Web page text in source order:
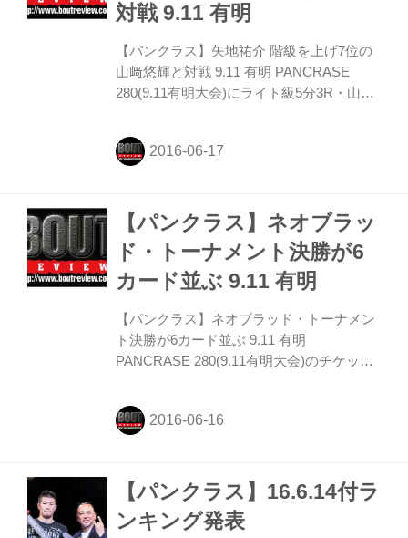
対戦 9.11 有明
【パンクラス】矢地祐介 階級を上げ7位の
山﨑悠輝と対戦 9.11 有明 PANCRASE
280(9.11有明大会)にライト級5分3R・山﨑
ェザー級からライト級に階級を上げた。
【パンクラス】ネオブラッ
ド・トーナメント決勝が6
カード並ぶ 9.11 有明
【パンクラス】ネオブラッド・トーナメン
ト決勝が6カード並ぶ 9.11 有明
PANCRASE 280(9.11有明大会)のチケット
随時発表で、第22回ネオブラッド・トーナ
メントの6階級の決勝が開催される。
【パンクラス】16.6.14付ラ
ンキング発表